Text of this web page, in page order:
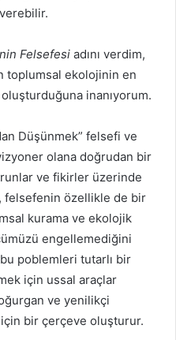
Felsefesi adını verdim,
toplumsal ekolojinin en
inanıyorum.
Düşünmek” felsefi ve
olana doğrudan bir
ve fikirler üzerinde
felsefenin özellikle de bir
kura­ma ve ekolojik
engellemediği­ni
poblemleri tutarlı bir
için ussal araçlar
ve yenilikçi
bir çerçeve oluşturur.